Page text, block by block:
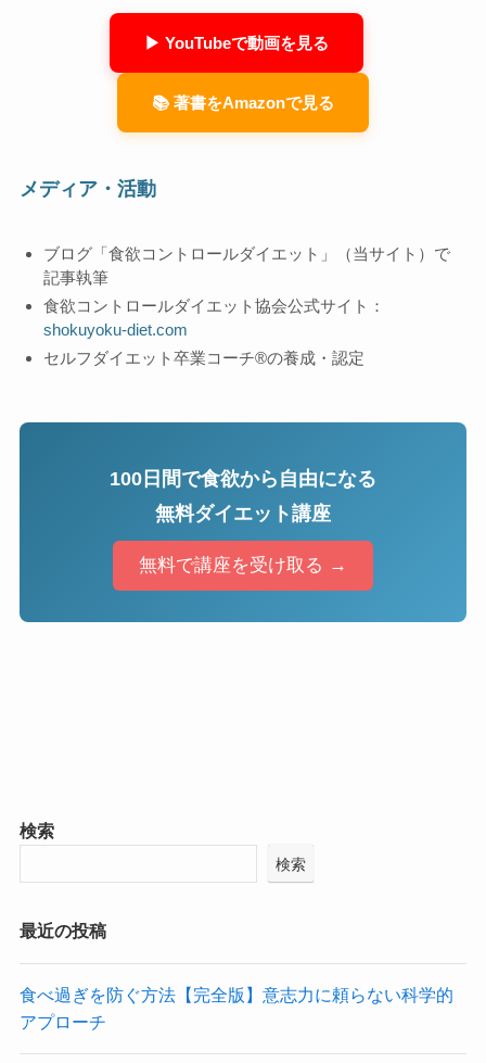
▶ YouTubeで動画を見る
📚 著書をAmazonで見る
メディア・活動
ブログ「食欲コントロールダイエット」（当サイト）で
記事執筆
食欲コントロールダイエット協会公式サイト：
shokuyoku-diet.com
セルフダイエット卒業コーチ®の養成・認定
100日間で食欲から自由になる
無料ダイエット講座
無料で講座を受け取る →
検索
検索
最近の投稿
食べ過ぎを防ぐ方法【完全版】意志力に頼らない科学的
アプローチ